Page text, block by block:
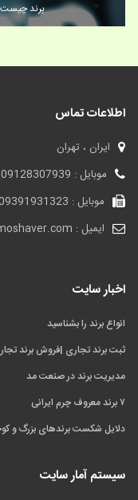
برند چیست
اطلاعات تماس
ایران ، تهران
موبایل : 09128307939
موبایل : 09391931323
ایمیل : info@brandmoshaver.com
اخبار سایت
انواع برند را بشناسید
ثبت برند تجاری |فروش برند
مدیریت برند در صنعت مد
۷ برند معروف چرم ایرانی
دلایل شکست برندهای بزرگ و
سیستم آمار سایت